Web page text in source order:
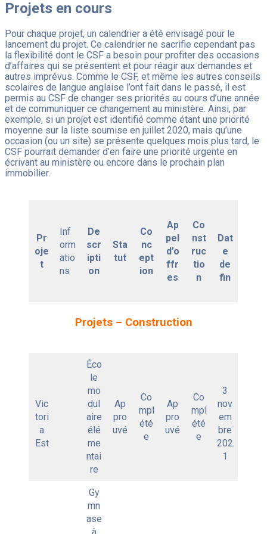
Projets en cours
Pour chaque projet, un calendrier a été envisagé pour le
lancement du projet. Ce calendrier ne sacrifie cependant pas
la flexibilité dont le CSF a besoin pour profiter des occasions
d’affaires qui se présentent et pour réagir aux demandes et
autres imprévus. Comme le CSF, et même les autres conseils
scolaires de langue anglaise l’ont fait dans le passé, il est
permis au CSF de changer ses priorités au cours d’une année
et de communiquer ce changement au ministère. Ainsi, par
exemple, si un projet est identifié comme étant une priorité
moyenne sur la liste soumise en juillet 2020, mais qu’une
occasion (ou un site) se présente quelques mois plus tard, le
CSF pourrait demander d’en faire une priorité urgente en
écrivant au ministère ou encore dans le prochain plan
immobilier.
Pr
oje
t
Inf
orm
atio
ns
De
scr
ipti
on
Sta
tut
Co
nc
ept
ion
Ap
pel
d’o
ffr
es
Co
nst
ruc
tio
n
Dat
e
de
fin
Projets – Construction
Vic
tori
a
Est
Éco
le
mo
dul
aire
élé
me
ntai
re
Ap
pro
uvé
Co
mpl
été
e
Ap
pro
uvé
Co
mpl
été
e
3
nov
em
bre
202
1
Gy
mn
ase